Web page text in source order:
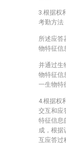
3.根据权
考勤方法
所述应答
物特征信
并通过生
物特征信
一生物特
4.根据权
交互和应
特征信息
成，根据
互应答过